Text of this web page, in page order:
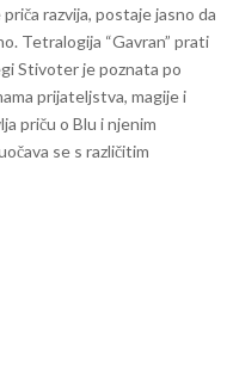
razvija, postaje jasno da
Tetralogija “Gavran” prati
Stivoter je poznata po
prijateljstva, magije i
priču o Blu i njenim
se s različitim